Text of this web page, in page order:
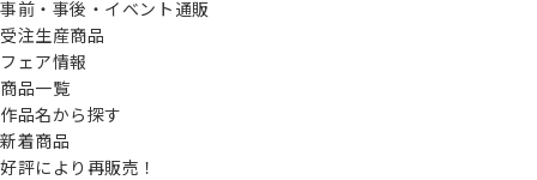
事前・事後・イベント通販
受注生産商品
フェア情報
商品一覧
作品名から探す
新着商品
好評により再販売！